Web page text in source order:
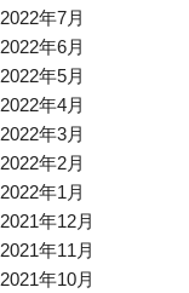
2022年7月
2022年6月
2022年5月
2022年4月
2022年3月
2022年2月
2022年1月
2021年12月
2021年11月
2021年10月